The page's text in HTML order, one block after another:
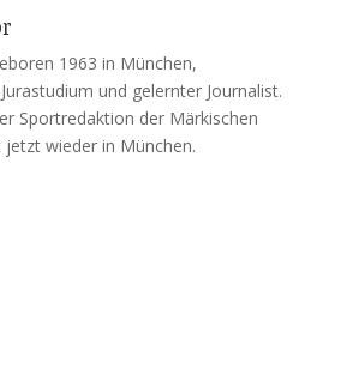
1963 in München,
und gelernter Journalist.
Sportredaktion der Märkischen
jetzt wieder in München.